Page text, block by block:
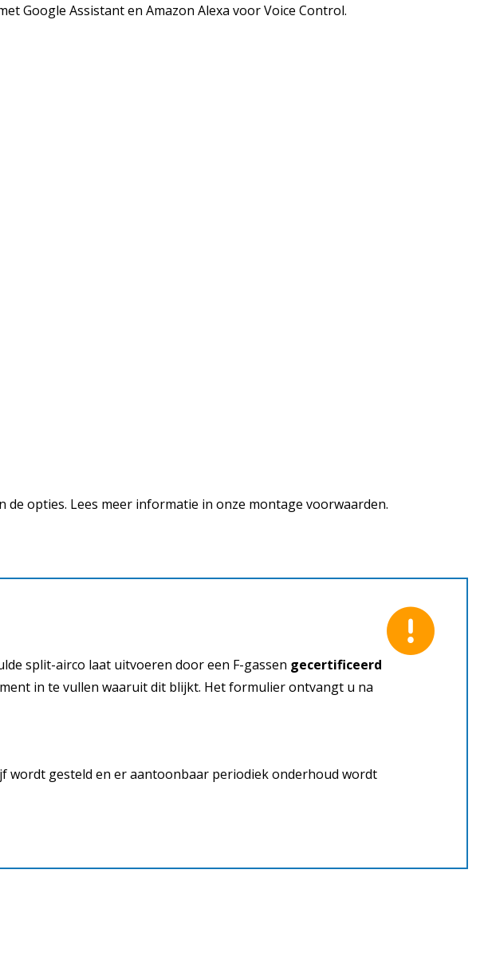
Google Assistant en Amazon Alexa voor Voice Control.
de opties. Lees meer informatie in onze montage voorwaarden.
split-airco laat uitvoeren door een F-gassen gecertificeerd
in te vullen waaruit dit blijkt. Het formulier ontvangt u na
wordt gesteld en er aantoonbaar periodiek onderhoud wordt